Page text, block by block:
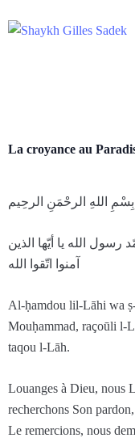
La croyance au
بِسْمِ اللهِ الرحْمَنِ الرحِيم
رسول الله يا أيّها الذين
آمنوا اتّقوا الله
Al-ḥamdou lil-Lāhi wa
Mouḥammad, raçoūli l-
taqou l-Lāh.
Louanges à Dieu, nous
recherchons Son
Le remercions, nous